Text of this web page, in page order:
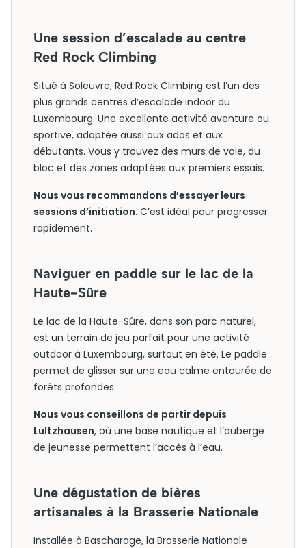
Une session d’escalade au centre
Red Rock Climbing
Situé à Soleuvre, Red Rock Climbing est l’un des
plus grands centres d’escalade indoor du
Luxembourg. Une excellente activité aventure ou
sportive, adaptée aussi aux ados et aux
débutants. Vous y trouvez des murs de voie, du
bloc et des zones adaptées aux premiers essais.
Nous vous recommandons d’essayer leurs
sessions d’initiation. C’est idéal pour progresser
rapidement.
Naviguer en paddle sur le lac de la
Haute-Sûre
Le lac de la Haute-Sûre, dans son parc naturel,
est un terrain de jeu parfait pour une activité
outdoor à Luxembourg, surtout en été. Le paddle
permet de glisser sur une eau calme entourée de
forêts profondes.
Nous vous conseillons de partir depuis
Lultzhausen, où une base nautique et l’auberge
de jeunesse permettent l’accès à l’eau.
Une dégustation de bières
artisanales à la Brasserie Nationale
Installée à Bascharage, la Brasserie Nationale